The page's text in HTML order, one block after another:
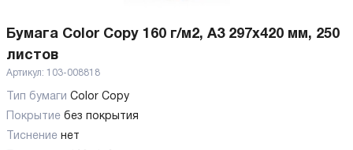
Бумага Color Copy 160 г/м2, А3 297x420 мм, 250
листов
Артикул: 103-008818
Тип бумаги Color Copy
Покрытие без покрытия
Тиснение нет